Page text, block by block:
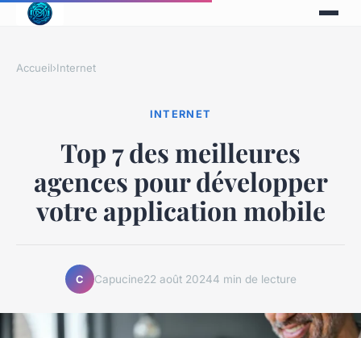
Accueil›Internet
INTERNET
Top 7 des meilleures
agences pour développer
votre application mobile
C Capucine22 août 20244 min de lecture